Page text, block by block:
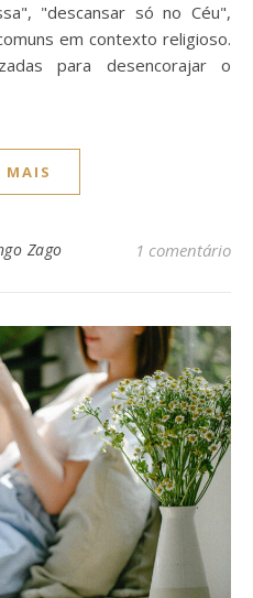
"descansar só no Céu",
em contexto religioso.
para desencorajar o
MAIS
Zago 1 comentário